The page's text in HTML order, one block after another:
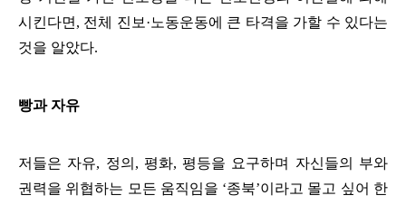
시킨다면 , 전체 진보 ·노동운동에 큰 타격을 가할 수 있다는
것을 알았다.
빵과 자유
저들은 자유, 정의 , 평화,평등을 요구하며 자신들의 부와
권력을 위협하는 모든 움직임을 ‘종북’이라고 몰고 싶어 한